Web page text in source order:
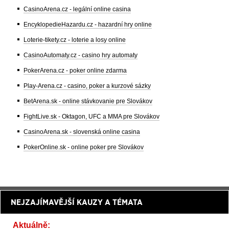
CasinoArena.cz - legální online casina
EncyklopedieHazardu.cz - hazardní hry online
Loterie-tikety.cz - loterie a losy online
CasinoAutomaty.cz - casino hry automaty
PokerArena.cz - poker online zdarma
Play-Arena.cz - casino, poker a kurzové sázky
BetArena.sk - online stávkovanie pre Slovákov
FightLive.sk - Oktagon, UFC a MMA pre Slovákov
CasinoArena.sk - slovenská online casina
PokerOnline.sk - online poker pre Slovákov
NEJZAJÍMAVĚJŠÍ KAUZY A TÉMATA
Aktuálně: